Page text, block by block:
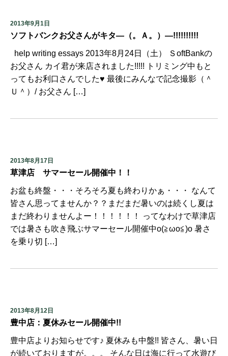
2013年9月1日
ソフトバンクお父さんがキタ―（。Ａ。）―!!!!!!!!!!
help writing essays 2013年8月24日（土） ＳoftBankの
お父さん カイ君が来店されました!!!!! トリミング中もと
ってもお利口さんでした♥ 最後にみんなで記念撮影（＾
Ｕ＾）/ お父さん […]
2013年8月17日
草津店 サマーセール開催中！！
お盆も終盤・・・そろそろ夏も終わりかぁ・・・ なんて
皆さん思ってませんか？？まだまだ暑いのは続くし夏は
まだ終わりませんよー！！！！！！ ってなわけで草津店
では暑さも吹き飛ぶサマーセール開催中o(≧ωo≦)o 暑さ
を乗り切 […]
2013年8月12日
豊中店：夏休みセール開催中!!
豊中店よりお知らせです♪ 夏休みも中盤!! 皆さん、暑い日
が続いておりますが。。。 そんな日は海に行って水遊び